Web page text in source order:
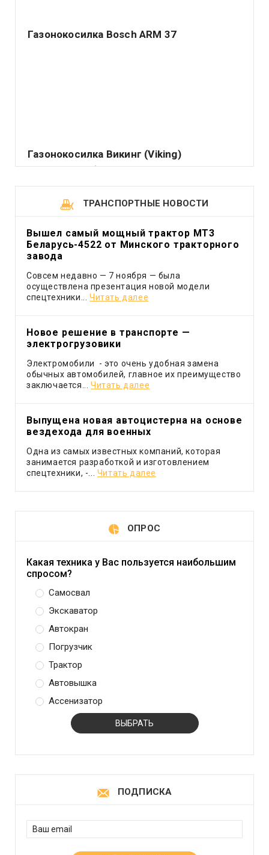
Газонокосилка Bosch ARM 37
Газонокосилка Викинг (Viking)
Подавляющее большинство владельцев садовых
или приусадебных участков считает делом чести
держать их.
ТРАНСПОРТНЫЕ НОВОСТИ
Вышел самый мощный трактор МТ3
Беларусь-4522 от Минского тракторного
завода
Совсем недавно — 7 ноября — была
осуществлена презентация новой модели
спецтехники... Читать далее
Новое решение в транспорте —
электрогрузовики
Электромобили - это очень удобная замена
обычных автомобилей, главное их преимущество
заключается... Читать далее
Выпущена новая автоцистерна на основе
вездехода для военных
Одна из самых известных компаний, которая
занимается разработкой и изготовлением
спецтехники, -... Читать далее
ОПРОС
Какая техника у Вас пользуется наибольшим
спросом?
Самосвал
Экскаватор
Автокран
Погрузчик
Трактор
Автовышка
Ассенизатор
ПОДПИСКА